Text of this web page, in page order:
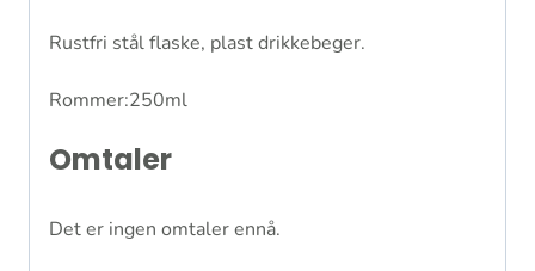
Rustfri stål flaske, plast drikkebeger.
Rommer:250ml
Omtaler
Det er ingen omtaler ennå.